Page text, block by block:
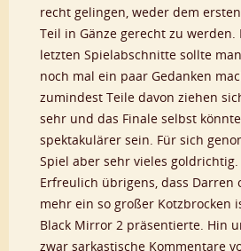
recht gelingen, weder dem
Teil in Gänze gerecht zu
letzten Spielabschnitte sollte
noch mal ein paar Gedanken
zumindest Teile davon ziehen
sehr und das Finale selbst
spektakulärer sein. Für sich
Spiel aber sehr vieles goldrichtig.
Erfreulich übrigens, dass Darren
mehr ein so großer Kotzbrocken
Black Mirror 2 präsentierte. Hin
zwar sarkastische Kommentare